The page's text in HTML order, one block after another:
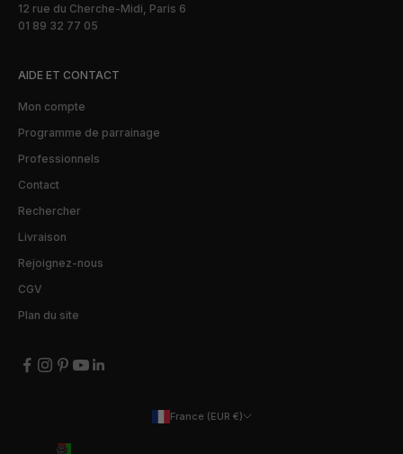
12 rue du Cherche-Midi, Paris 6
01 89 32 77 05
AIDE ET CONTACT
Mon compte
Programme de parrainage
Professionnels
Contact
Rechercher
Livraison
Rejoignez-nous
CGV
Plan du site
France (EUR €)